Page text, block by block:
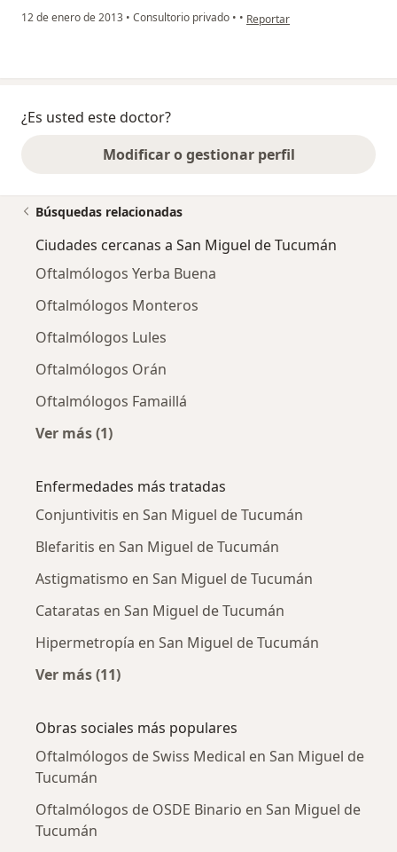
12 de enero de 2013 • Consultorio privado • • en opinión del usuario
Reportar
¿Es usted este doctor?
Modificar o gestionar perfil
Búsquedas relacionadas
Ciudades cercanas a San Miguel de Tucumán
Oftalmólogos Yerba Buena
Oftalmólogos Monteros
Oftalmólogos Lules
Oftalmólogos Orán
Oftalmólogos Famaillá
Ver más (1)
Enfermedades más tratadas
Conjuntivitis en San Miguel de Tucumán
Blefaritis en San Miguel de Tucumán
Astigmatismo en San Miguel de Tucumán
Cataratas en San Miguel de Tucumán
Hipermetropía en San Miguel de Tucumán
Ver más (11)
Obras sociales más populares
Oftalmólogos de Swiss Medical en San Miguel de
Tucumán
Oftalmólogos de OSDE Binario en San Miguel de
Tucumán